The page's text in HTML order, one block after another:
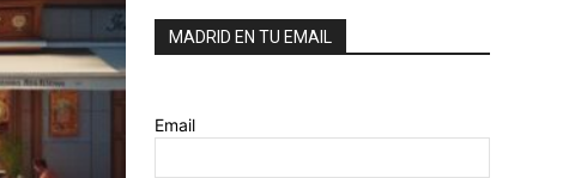
MADRID EN TU EMAIL
Email